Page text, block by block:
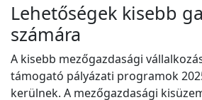
Lehetőségek kisebb
számára
A kisebb mezőgazdasági
támogató pályázati programok
kerülnek. A mezőgazdasági